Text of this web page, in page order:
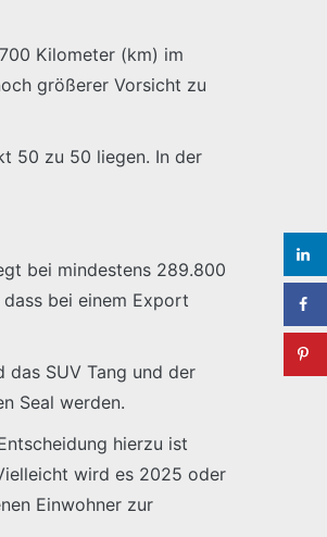
Kilometer (km) im
größerer Vorsicht zu
50 zu 50 liegen. In der
bei mindestens 289.800
bei einem Export
SUV Tang und der
Seal werden.
hierzu ist
wird es 2025 oder
Einwohner zur